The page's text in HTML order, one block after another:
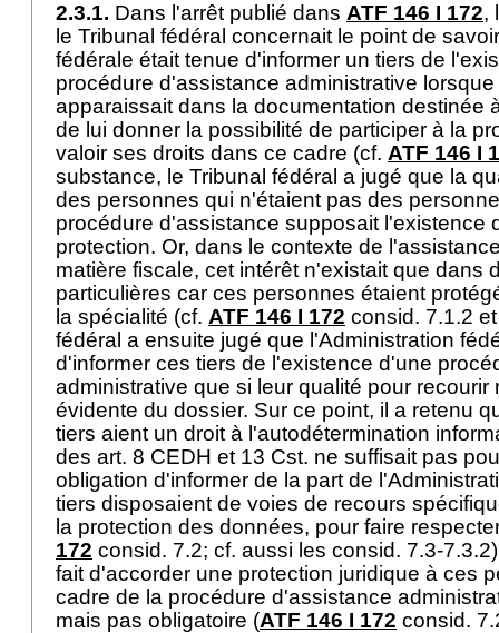
2.3.1. Dans l'arrêt publié dans ATF 146 I 172,
le Tribunal fédéral concernait le point de
fédérale était tenue d'informer un tiers de
procédure d'assistance administrative
apparaissait dans la documentation destinée
de lui donner la possibilité de participer à la
valoir ses droits dans ce cadre (cf. ATF 146 I
substance, le Tribunal fédéral a jugé que la
des personnes qui n'étaient pas des
procédure d'assistance supposait l'existence
protection. Or, dans le contexte de
matière fiscale, cet intérêt n'existait que dans
particulières car ces personnes étaient
la spécialité (cf. ATF 146 I 172 consid. 7.1.2
fédéral a ensuite jugé que l'Administration
d'informer ces tiers de l'existence d'une
administrative que si leur qualité pour recourir
évidente du dossier. Sur ce point, il a retenu
tiers aient un droit à l'autodétermination
des art. 8 CEDH et 13 Cst. ne suffisait pas
obligation d'informer de la part de
tiers disposaient de voies de recours
la protection des données, pour faire
172 consid. 7.2; cf. aussi les consid. 7.3-
fait d'accorder une protection juridique à ces
cadre de la procédure d'assistance
mais pas obligatoire (ATF 146 I 172 consid.